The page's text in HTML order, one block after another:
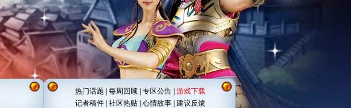
天堂 剑网3旗舰版 新天龙八部
王权与自由 诛仙世界 仙剑世界
热门话题 每周回顾| 专区公告| 游戏下载
记者稿件| 社区热贴| 心情故事| 建议反馈